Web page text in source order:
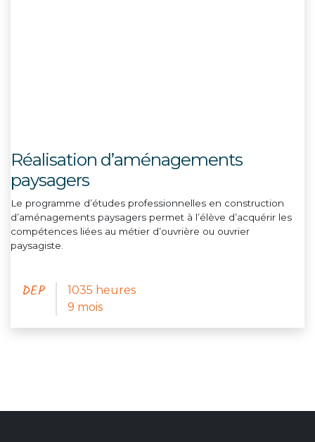
Réalisation d’aménagements
paysagers
Le programme d’études professionnelles en construction
d’aménagements paysagers permet à l’élève d’acquérir les
compétences liées au métier d’ouvrière ou ouvrier
paysagiste.
DEP
1035 heures
9 mois